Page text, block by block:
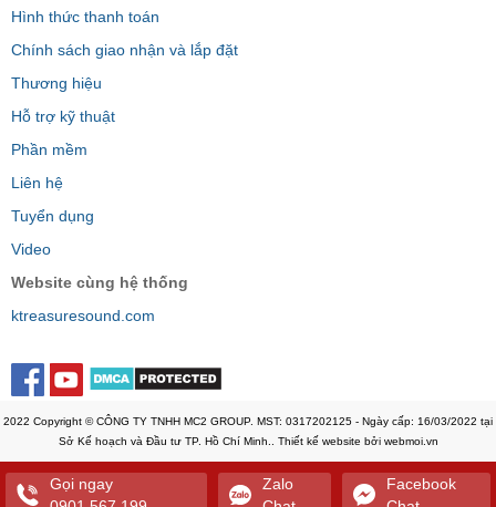
Gọi ngay
Zalo
Facebook
Hình thức thanh toán
Chính sách giao nhận và lắp đặt
Thương hiệu
Hỗ trợ kỹ thuật
Phần mềm
Liên hệ
Tuyển dụng
Video
Website cùng hệ thống
ktreasuresound.com
2022 Copyright © CÔNG TY TNHH MC2 GROUP. MST: 0317202125 - Ngày cấp: 16/03/2022 tại
Sở Kế hoạch và Đầu tư TP. Hồ Chí Minh.. Thiết kế website bởi webmoi.vn